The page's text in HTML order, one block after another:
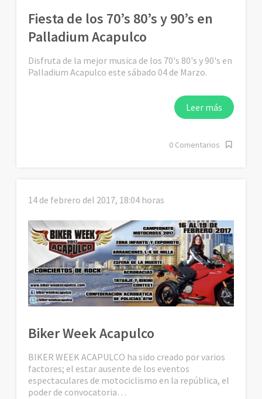
Fiesta de los 70’s 80’s y 90’s en
Palladium Acapulco
Disfruta de la mejor musica de los 70's 80's y 90's en
Palladium Acapulco este sábado 04 de Marzo.
Leer más
0 Comentarios
14 de febrero del 2017, 18:04 horas
Biker Week Acapulco
BIKER WEEK ACAPULCO ha sido creado por varios
factores; el estar ausente de los eventos
espectaculares de motociclismo en la república, el
poder de convocatoria…